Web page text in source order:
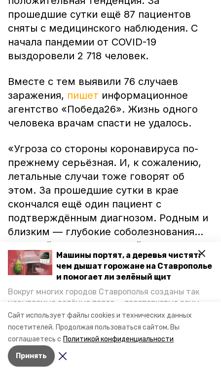
Сайт использует файлы cookies и технических данных
посетителей. Продолжая пользоваться сайтом, Вы
соглашаетесь с Политикой конфиденциальности
Принять
Машины портят, а деревья чистят:
чем дышат горожане на Ставрополье
и помогает ли зелёный щит
Вокруг многих городов Ставрополья созданы так
называемые зелёные пояса — лесопарковые зоны,
снижающие негативное воздействие выхлопных
газов на атмосферу. Справляются ли они с
постоянно растущим потоком автотранспорта и
каким воздухом дышат жители края, узнала
корреспондент «Победы26».
прошедшие сутки ещё 87 пациентов
сняты с медицинского наблюдения. С
начала пандемии от COVID-19
выздоровели 2 718 человек.
Вместе с тем выявили 76 случаев
заражения, пишет информационное
агентство «Победа26». Жизнь одного
человека врачам спасти не удалось.
«Угроза со стороны коронавируса по-
прежнему серьёзная. И, к сожалению,
летальные случаи тоже говорят об
этом. За прошедшие сутки в крае
скончался ещё один пациент с
подтверждённым диагнозом. Родным и
близким — глубокие соболезнования...
Пожалуйста, не подвергайте риску
здоровье и жизнь», – сказал Владимир
Владимиров.
Тем воременем медикам и сотрудникам
соцслужб Изобильногопередали
партию СИЗов.
Авторы: Сталина Лесь-Нелина